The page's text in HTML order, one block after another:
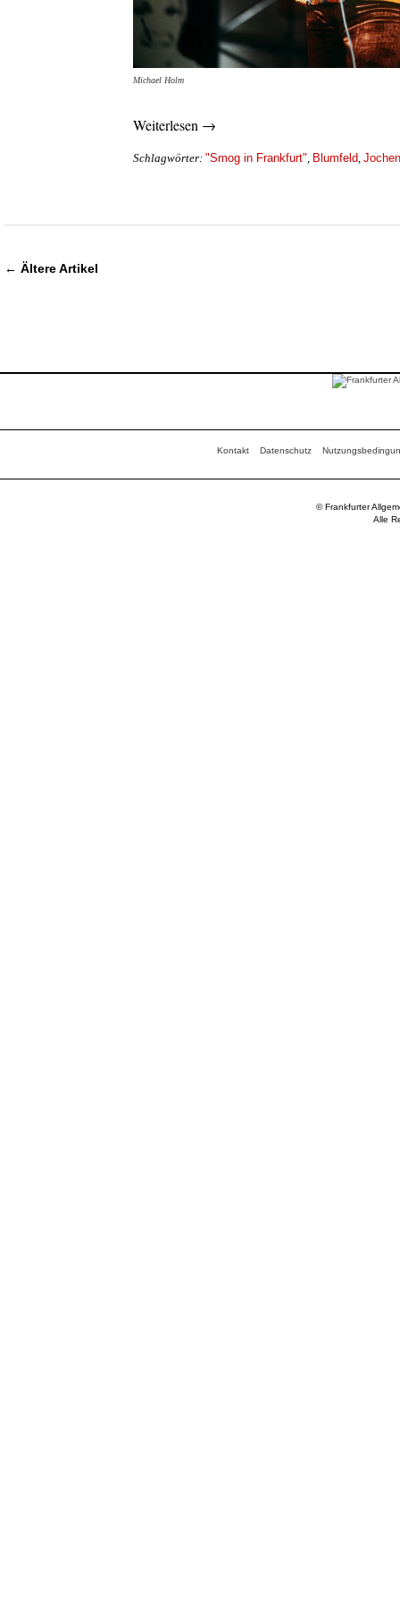
Michael Holm
Weiterlesen →
Schlagwörter: "Smog in Frankfurt", Blumfeld,
← Ältere Artikel
Kontakt Datenschutz
© Frankfurter
Alle